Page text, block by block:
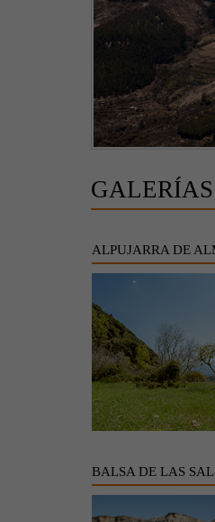
ALPUJARRA DE
BALSA DE LAS